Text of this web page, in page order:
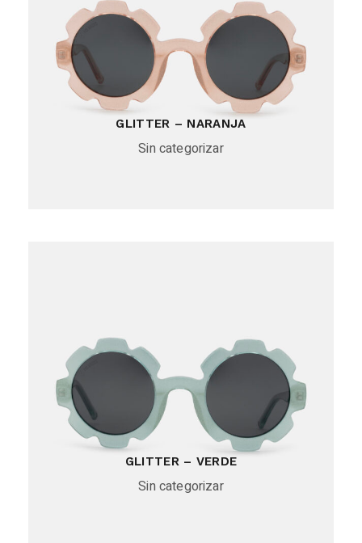
GLITTER – NARANJA
Sin categorizar
GLITTER – VERDE
Sin categorizar